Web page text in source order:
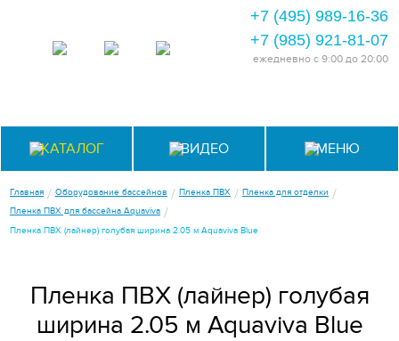
+7 (495) 989-16-36
+7 (985) 921-81-07
ежедневно с 9:00 до 20:00
КАТАЛОГ ВИДЕО МЕНЮ
Главная / Оборудование бассейнов / Пленка ПВХ / Пленка для отделки /
Пленка ПВХ для бассейна Aquaviva /
Пленка ПВХ (лайнер) голубая ширина 2.05 м Aquaviva Blue
Пленка ПВХ (лайнер) голубая
ширина 2.05 м Aquaviva Blue